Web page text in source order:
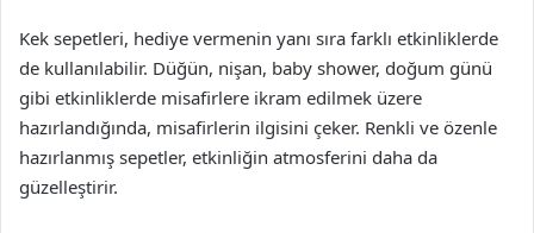
Kek sepetleri, hediye vermenin yanı sıra farklı etkinliklerde
de kullanılabilir. Düğün, nişan, baby shower, doğum günü
gibi etkinliklerde misafirlere ikram edilmek üzere
hazırlandığında, misafirlerin ilgisini çeker. Renkli ve özenle
hazırlanmış sepetler, etkinliğin atmosferini daha da
güzelleştirir.